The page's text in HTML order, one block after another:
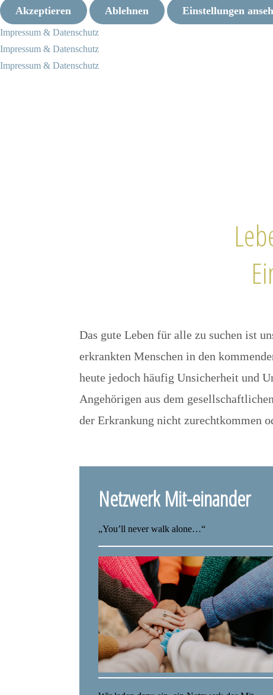
Akzeptieren Ablehnen Einstellungen
Impressum & Datenschutz
Impressum & Datenschutz
Impressum & Datenschutz
Das gute Leben für alle zu suchen ist
erkrankten Menschen in den
heute jedoch häufig Unsicherheit und
Angehörigen aus dem
der Erkrankung nicht zurechtkommen
Netzwerk Mit-einander
„You’ll never walk alone…“